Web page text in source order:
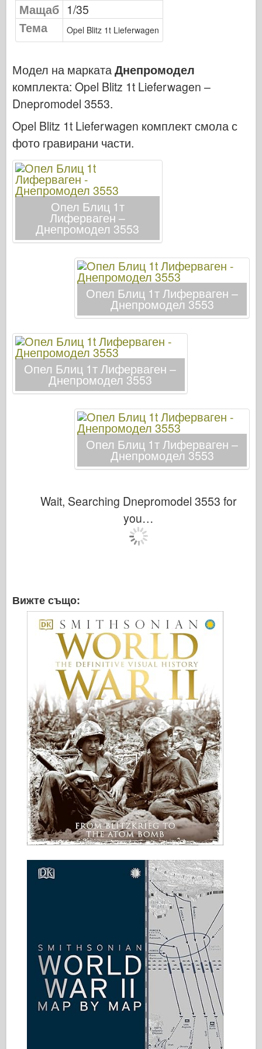
Сигнал за ескадрила
Танкова мощност
Камиони и танкове
Уидавникдва милитария
Темето
Академия
Airfix
Военновъздушни сили
Модел AZ
Черно куче
Кибер-хоби
Днепромодел
Модел на ЕТ
Фини форми
Сили на храбрия
Тромпетист
Звезда
Албуми-Снимки
Разходка около
Dvd
Контакт
1000000
Комплектите
Мащаб 1/35
Тема
Opel Blitz 1t Lieferwagen
Модел на маркатаДнепромодел
комплекта: Opel Blitz 1t Lieferwagen –
Dnepromodel 3553.
Opel Blitz 1t Lieferwagen комплект смола с
фото гравирани части.
Опел Блиц 1т
Лиферваген –
Днепромодел 3553
Опел Блиц 1т Лиферваген –
Днепромодел 3553
Опел Блиц 1т Лиферваген –
Днепромодел 3553
Опел Блиц 1т Лиферваген –
Днепромодел 3553
Wait, Searching Dnepromodel 3553 for
you…
Вижте също: